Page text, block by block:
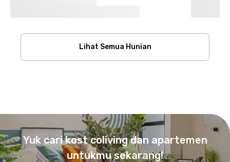
Lihat Semua Hunian
Yuk cari kost coliving dan apartemen
untukmu sekarang!